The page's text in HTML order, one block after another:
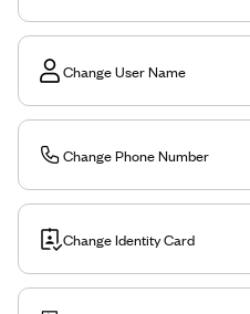
Change User Name
Change Phone Number
Change Identity Card